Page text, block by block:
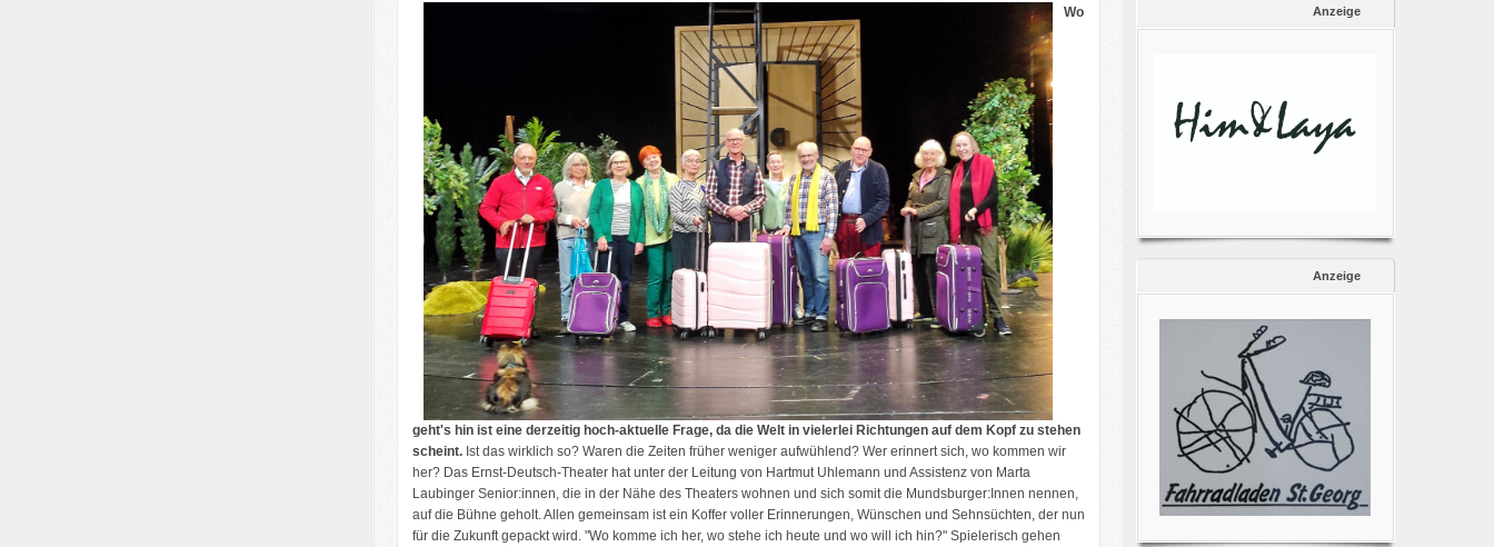
Wo
geht's hin ist eine derzeitig hoch-aktuelle Frage, da die Welt in vielerlei Richtungen auf dem Kopf zu stehen
scheint.Ist das wirklich so? Waren die Zeiten früher weniger aufwühlend? Wer erinnert sich, wo kommen wir
her? Das Ernst-Deutsch-Theater hat unter der Leitung von Hartmut Uhlemann und Assistenz von Marta
Laubinger Senior:innen, die in der Nähe des Theaters wohnen und sich somit die Mundsburger:Innen nennen,
auf die Bühne geholt. Allen gemeinsam ist ein Koffer voller Erinnerungen, Wünschen und Sehnsüchten, der nun
für die Zukunft gepackt wird. "Wo komme ich her, wo stehe ich heute und wo will ich hin?" Spielerisch gehen
Anzeige
Anzeige